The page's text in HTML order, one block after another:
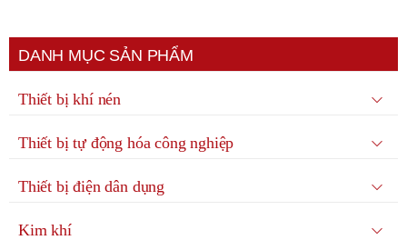
DANH MỤC SẢN PHẨM
Thiết bị khí nén
Thiết bị tự động hóa công nghiệp
Thiết bị điện dân dụng
Kim khí